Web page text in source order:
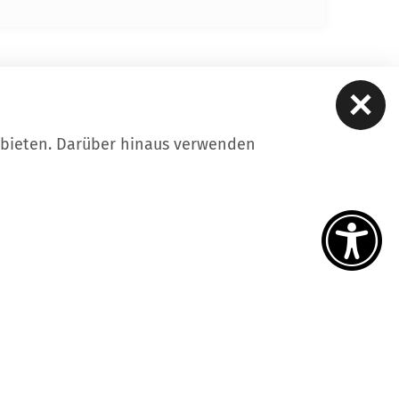
Kontakt Datenschutz
Impressum
Darüber hinaus verwenden